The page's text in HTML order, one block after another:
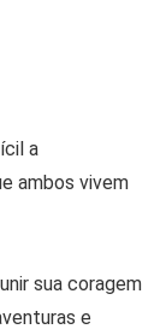
a
ambos vivem
sua coragem
e